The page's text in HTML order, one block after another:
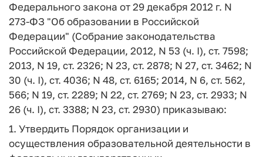
Федерального закона от 29 декабря 2012 г. N
273-ФЗ "Об образовании в Российской
Федерации" (Собрание законодательства
Российской Федерации, 2012, N 53 (ч. I), ст. 7598;
2013, N 19, ст. 2326; N 23, ст. 2878; N 27, ст. 3462; N
30 (ч. I), ст. 4036; N 48, ст. 6165; 2014, N 6, ст. 562,
566; N 19, ст. 2289; N 22, ст. 2769; N 23, ст. 2933; N
26 (ч. I), ст. 3388; N 23, ст. 2930) приказываю:
1. Утвердить Порядок организации и
осуществления образовательной деятельности в